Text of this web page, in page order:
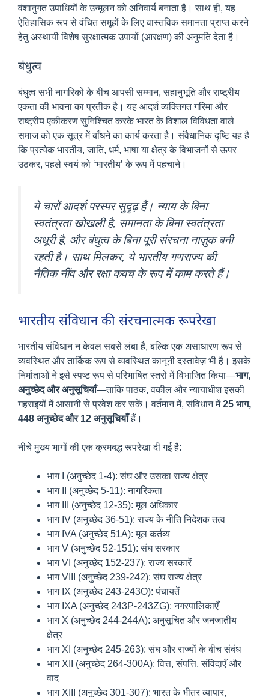
वंशानुगत उपाधियों के उन्मूलन को अनिवार्य बनाता है। साथ ही, यह
ऐतिहासिक रूप से वंचित समूहों के लिए वास्तविक समानता प्राप्त करने
हेतु अस्थायी विशेष सुरक्षात्मक उपायों (आरक्षण) की अनुमति देता है।
बंधुत्व
बंधुत्व सभी नागरिकों के बीच आपसी सम्मान, सहानुभूति और राष्ट्रीय
एकता की भावना का प्रतीक है। यह आदर्श व्यक्तिगत गरिमा और
राष्ट्रीय एकीकरण सुनिश्चित करके भारत के विशाल विविधता वाले
समाज को एक सूत्र में बाँधने का कार्य करता है। संवैधानिक दृष्टि यह है
कि प्रत्येक भारतीय, जाति, धर्म, भाषा या क्षेत्र के विभाजनों से ऊपर
उठकर, पहले स्वयं को ‘भारतीय’ के रूप में पहचाने।
ये चारों आदर्श परस्पर सुदृढ़ हैं। न्याय के बिना
स्वतंत्रता खोखली है, समानता के बिना स्वतंत्रता
अधूरी है, और बंधुत्व के बिना पूरी संरचना नाज़ुक बनी
रहती है। साथ मिलकर, ये भारतीय गणराज्य की
नैतिक नींव और रक्षा कवच के रूप में काम करते हैं।
भारतीय संविधान की संरचनात्मक रूपरेखा
भारतीय संविधान न केवल सबसे लंबा है, बल्कि एक असाधारण रूप से
व्यवस्थित और तार्किक रूप से व्यवस्थित कानूनी दस्तावेज़ भी है। इसके
निर्माताओं ने इसे स्पष्ट रूप से परिभाषित स्तरों में विभाजित किया—भाग,
अनुच्छेद और अनुसूचियाँ—ताकि पाठक, वकील और न्यायाधीश इसकी
गहराइयों में आसानी से प्रवेश कर सकें। वर्तमान में, संविधान में25 भाग,
448 अनुच्छेद और 12 अनुसूचियाँहैं।
नीचे मुख्य भागों की एक क्रमबद्ध रूपरेखा दी गई है:
भाग I (अनुच्छेद 1-4): संघ और उसका राज्य क्षेत्र
भाग II (अनुच्छेद 5-11): नागरिकता
भाग III (अनुच्छेद 12-35): मूल अधिकार
भाग IV (अनुच्छेद 36-51): राज्य के नीति निदेशक तत्व
भाग IVA (अनुच्छेद 51A): मूल कर्तव्य
भाग V (अनुच्छेद 52-151): संघ सरकार
भाग VI (अनुच्छेद 152-237): राज्य सरकारें
भाग VIII (अनुच्छेद 239-242): संघ राज्य क्षेत्र
भाग IX (अनुच्छेद 243-243O): पंचायतें
भाग IXA (अनुच्छेद 243P-243ZG): नगरपालिकाएँ
भाग X (अनुच्छेद 244-244A): अनुसूचित और जनजातीय
क्षेत्र
भाग XI (अनुच्छेद 245-263): संघ और राज्यों के बीच संबंध
भाग XII (अनुच्छेद 264-300A): वित्त, संपत्ति, संविदाएँ और
वाद
भाग XIII (अनुच्छेद 301-307): भारत के भीतर व्यापार,